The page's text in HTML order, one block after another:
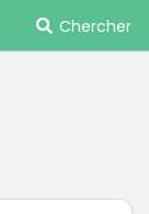
Chercher